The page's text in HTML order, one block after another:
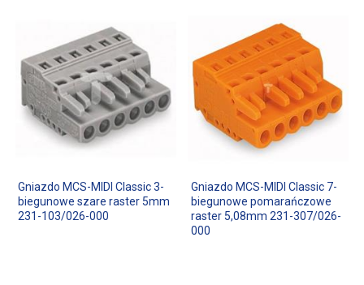
Gniazdo MCS-MIDI Classic 3-
biegunowe szare raster 5mm
231-103/026-000
Gniazdo MCS-MIDI Classic 7-
biegunowe pomarańczowe
raster 5,08mm 231-307/026-
000